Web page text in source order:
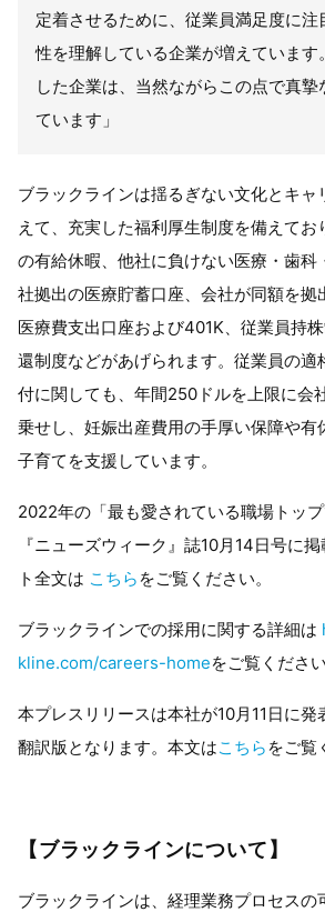
定着させるために、従業員満足度に
性を理解している企業が増えています
した企業は、当然ながらこの点で真
ています」
ブラックラインは揺るぎない文化とキャ
えて、充実した福利厚生制度を備えてお
の有給休暇、他社に負けない医療・歯科
社拠出の医療貯蓄口座、会社が同額を拠
医療費支出口座および401K、従業員持
還制度などがあげられます。従業員の適
付に関しても、年間250ドルを上限に会
乗せし、妊娠出産費用の手厚い保障や有
子育てを支援しています。
2022年の「最も愛されている職場トップ
『ニューズウィーク』誌10月14日号に
ト全文は こちら をご覧ください。
ブラックラインでの採用に関する詳細は
kline.com/careers-homeをご覧ください
本プレスリリースは本社が10月11日に
翻訳版となります。本文はこちら をご覧
【ブラックラインについて】
ブラックラインは、経理業務プロセスの